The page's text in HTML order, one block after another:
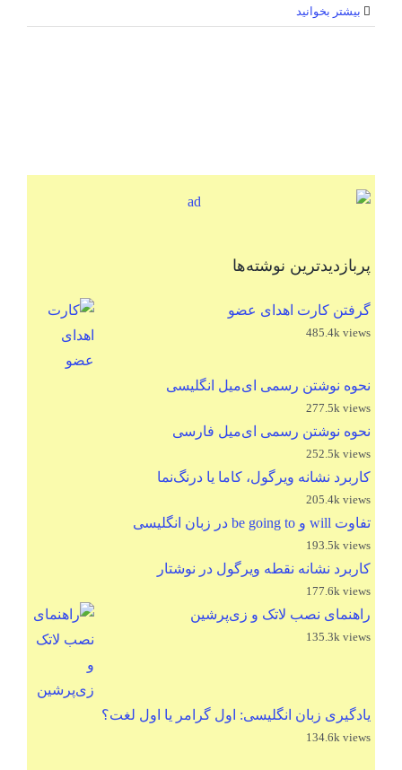
بیشتر بخوانید
پربازدیدترین نوشته‌ها
گرفتن کارت اهدای عضو
485.4k views
نحوه نوشتن رسمی ای‌میل انگلیسی
277.5k views
نحوه نوشتن رسمی ای‌میل فارسی
252.5k views
کاربرد نشانه ویرگول، کاما یا درنگ‌نما
205.4k views
تفاوت will و be going to در زبان انگلیسی
193.5k views
کاربرد نشانه نقطه ویرگول در نوشتار
177.6k views
راهنمای نصب لاتک و زی‌پرشین
135.3k views
یادگیری زبان انگلیسی: اول گرامر یا اول لغت؟
134.6k views